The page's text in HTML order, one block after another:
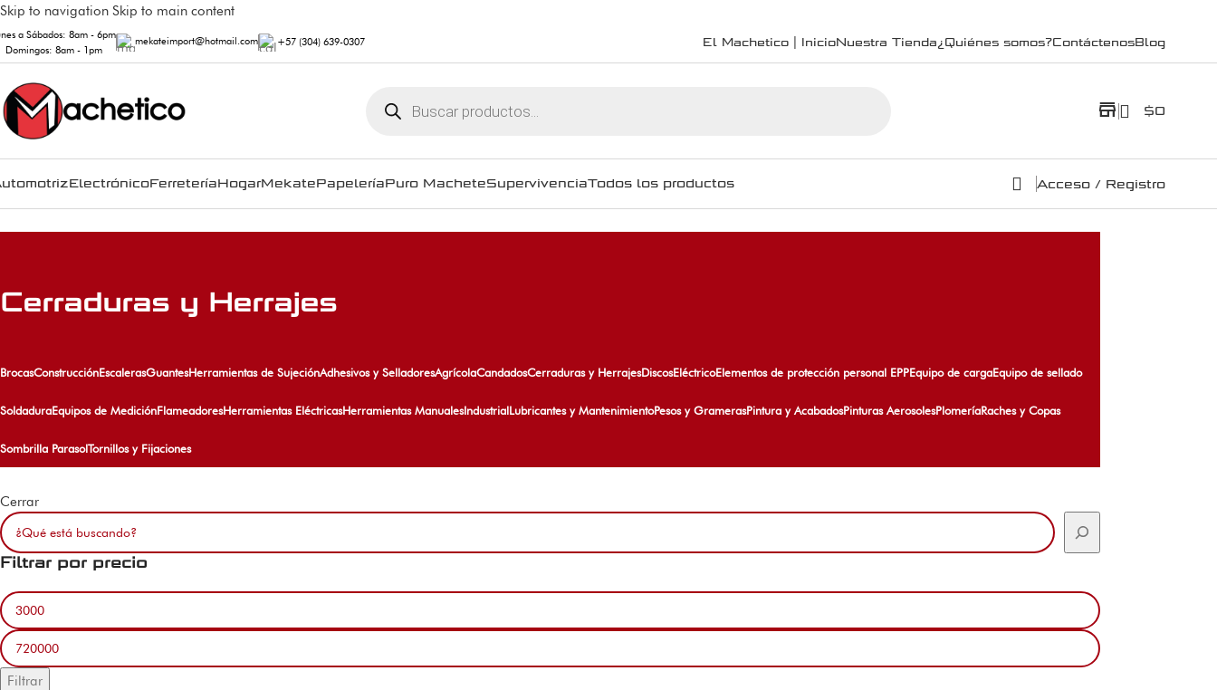
Skip to navigation Skip to main content
a Sábados: 8am - 6pm
Domingos: 8am - 1pm
mekateimport@hotmail.com +57 (304) 639-0307 El Machetico | InicioNuestra Tienda¿Quiénes somos?ContáctenosBlog
store $0
ElectrónicoFerreteríaHogarMekatePapeleríaPuro MacheteSupervivenciaTodos los productos Acceso / Registro
Cerraduras y Herrajes
BrocasConstrucciónEscalerasGuantesHerramientas de SujeciónAdhesivos y SelladoresAgrícolaCandadosCerraduras y HerrajesDiscosEléctricoElementos de protección personal EPPEquipo de cargaEquipo de sellado
SoldaduraEquipos de MediciónFlameadoresHerramientas EléctricasHerramientas ManualesIndustrialLubricantes y MantenimientoPesos y GramerasPintura y AcabadosPinturas AerosolesPlomeríaRaches y Copas
Sombrilla ParasolTornillos y Fijaciones
Cerrar
Filtrar por precio
Filtrar